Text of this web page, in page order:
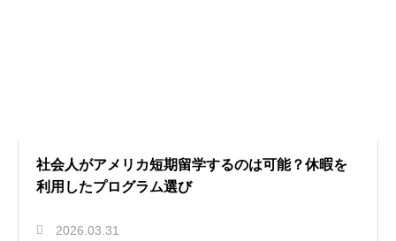
社会人がアメリカ短期留学するのは可能？休暇を
利用したプログラム選び
2026.03.31